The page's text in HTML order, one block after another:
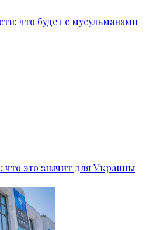
что будет с мусульманами
это значит для Украины